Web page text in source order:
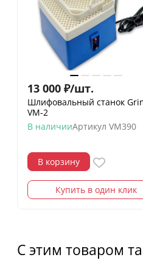
13 000 ₽/шт.
Шлифовальный станок
VM-2
В наличииАртикул VM390
В корзину
Купить в один клик
С этим товаром